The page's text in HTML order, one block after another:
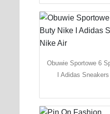
Obuwie Sportowe 6
I Adidas